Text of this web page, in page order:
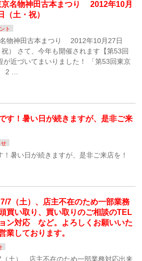
京名物神田古本まつり 2012年10月
（土・祝）
ト
物神田古本まつり 2012年10月27日
祝） さて、今年も開催されます【第53回
が近づいてまいりました！ 「第53回東京
2 …
す！暑い日が続きますが、是非ご来
せ
暑い日が続きますが、是非ご来店を！
7（土）、店主不在のため一部業務
買い取り、買い取りのご相談のTEL
ン対応 など。よろしくお願いいた
業しております。
土）、店主不在のため一部業務対応出来